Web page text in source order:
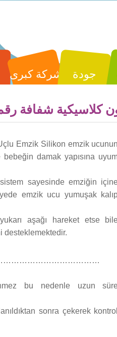
شركة كبرى جودة
شفافة رقم: 3
Emzik Silikon emzik ucunun
damak yapısına
sayesinde emziğin
emzik ucu yumuşak
aşağı hareket etse
desteklemektedir.
bu nedenle uzun
sonra çekerek kontrol